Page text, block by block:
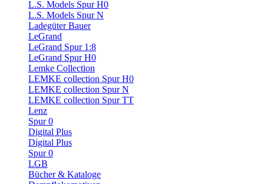
L.S. Models Spur H0
L.S. Models Spur N
Ladegüter Bauer
LeGrand
LeGrand Spur 1:8
LeGrand Spur H0
Lemke Collection
LEMKE collection Spur H0
LEMKE collection Spur N
LEMKE collection Spur TT
Lenz
Spur 0
Digital Plus
Digital Plus
Spur 0
LGB
Bücher & Kataloge